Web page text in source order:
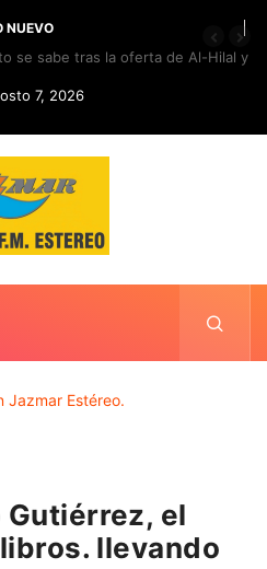
NUEVO
se sabe tras la oferta de Al-Hilal y
del Bayern
7, 2026
Jazmar Estéreo.
el
llevando